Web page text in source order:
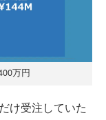
万円
け受注していた